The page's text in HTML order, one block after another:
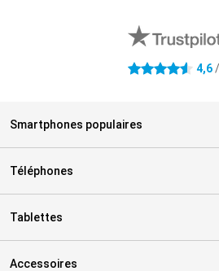
4.6 étoiles 4,6/
Smartphones populaires
Téléphones
Tablettes
Accessoires